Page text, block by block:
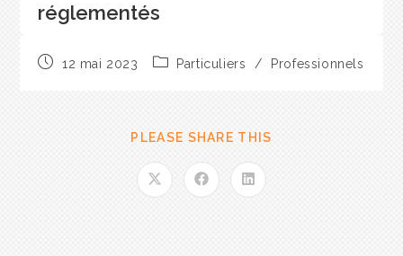
réglementés
Tout d’abord, il est important de souligner que les
courtiers en assurance sont réglementés par les
les courtiers travaillent dans l’intérêt supérieur de
leurs clients. Les courtiers en assurance doivent
des normes et des règles strictes
matière de conduite et d’honnêteté. Ils doivent
12 mai 2023 Particuliers / Professionnels
PLEASE SHARE THIS